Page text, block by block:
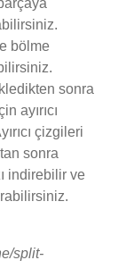
bölme
sonra
ayırıcı
çizgileri
sonra
indirebilir ve
split-